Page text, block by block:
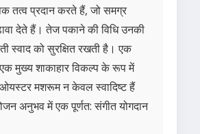
तत्व प्रदान करते हैं, जो समग्र
देते हैं। तेज पकाने की विधि उनकी
स्वाद को सुरक्षित रखती है। एक
मुख्य शाकाहार विकल्प के रूप में
मशरूम न केवल स्वादिष्ट हैं
अनुभव में एक पूर्णत: संगीत योगदान